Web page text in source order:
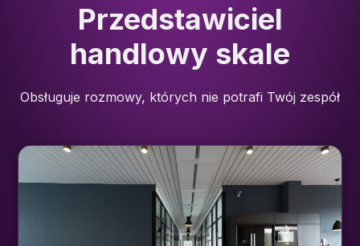
Przedstawiciel
handlowy skale
Obsługuje rozmowy, których nie potrafi Twój zespół